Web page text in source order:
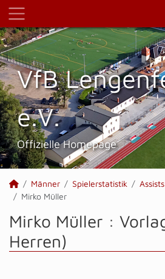
VfB
e.V.
Offizielle Homepage
Männer Spielerstatistik Assists
Mirko Müller
Mirko Müller :
Herren)